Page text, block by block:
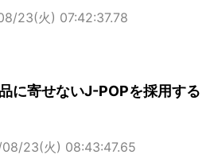
23(火) 07:42:37.78
に寄せないJ-POPを採用する
23(火) 08:43:47.65